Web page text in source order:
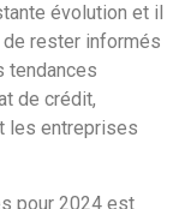
évolution et il
rester informés
tendances
de crédit,
les entreprises
pour 2024 est